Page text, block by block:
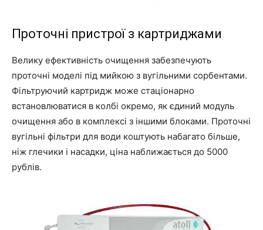
Проточні пристрої з картриджами
Велику ефективність очищення забезпечують
проточні моделі під мийкою з вугільними сорбентами.
Фільтруючий картридж може стаціонарно
встановлюватися в колбі окремо, як єдиний модуль
очищення або в комплексі з іншими блоками. Проточні
вугільні фільтри для води коштують набагато більше,
ніж глечики і насадки, ціна наближається до 5000
рублів.